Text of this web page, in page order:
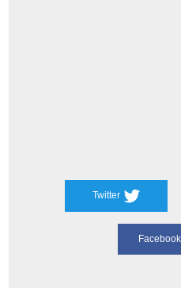
Twitter
Facebook